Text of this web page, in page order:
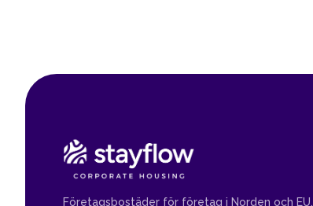
Företagsbostäder för företag i Norden och EU.